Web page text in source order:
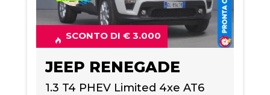
SCONTO DI € 3.000
JEEP RENEGADE
1.3 T4 PHEV Limited 4xe AT6